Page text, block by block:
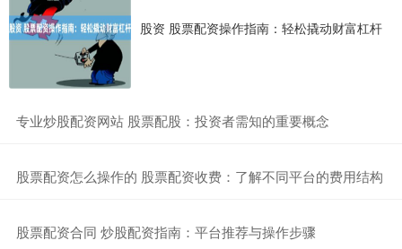
股资 股票配资操作指南：轻松撬动财富杠杆
​专业炒股配资网站 股票配股：投资者需知的重要概念
​股票配资怎么操作的 股票配资收费：了解不同平台的费用结构
​股票配资合同 炒股配资指南：平台推荐与操作步骤